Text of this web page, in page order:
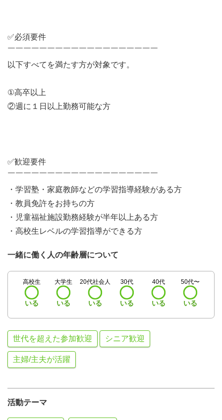
✅必須要件
￣￣￣￣￣￣￣￣￣￣￣￣￣￣￣￣￣￣￣
以下すべてを満たす方が対象です。
①高卒以上
②週に１日以上勤務可能な方
✅歓迎要件
￣￣￣￣￣￣￣￣￣￣￣￣￣￣￣￣￣￣￣
・学習塾・家庭教師などの学習指導経験がある方
・教員免許をお持ちの方
・児童福祉施設勤務経験が半年以上ある方
・高校生レベルの学習指導ができる方
一緒に働く人の年齢層について
高校生
いる
大学生
いる
20代社会人
いる
30代
いる
40代
いる
50代〜
いる
世代を超えた参加歓迎 シニア歓迎
主婦/主夫が活躍
活動テーマ